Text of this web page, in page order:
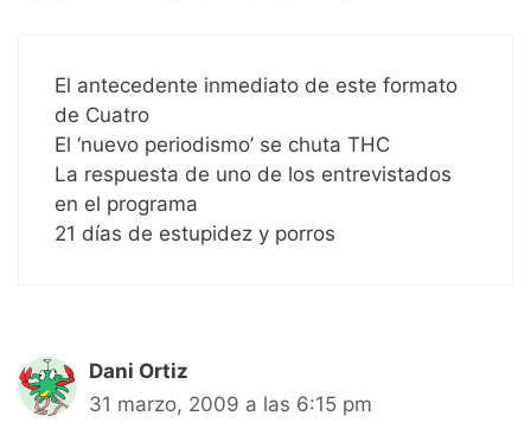
El antecedente inmediato de este formato
de Cuatro
El ‘nuevo periodismo’ se chuta THC
La respuesta de uno de los entrevistados
en el programa
21 días de estupidez y porros
Dani Ortiz
31 marzo, 2009 a las 6:15 pm